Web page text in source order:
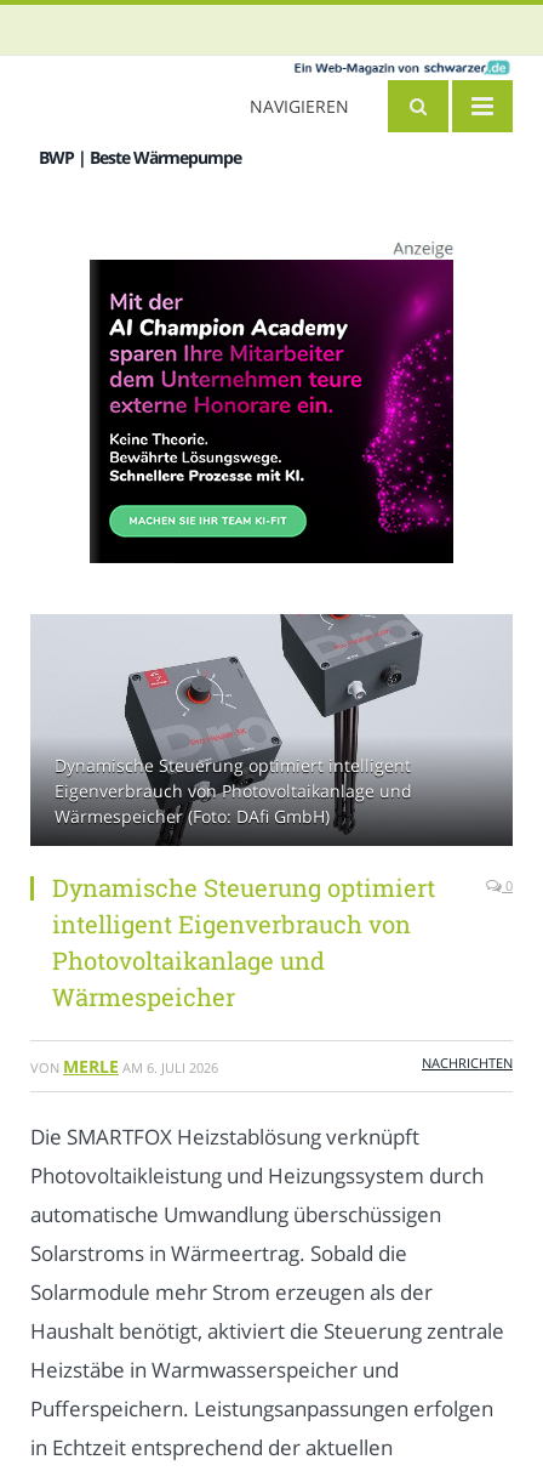
BWP | Beste Wärmepumpe
NAVIGIEREN
Dynamische Steuerung optimiert intelligent
Eigenverbrauch von Photovoltaikanlage und
Wärmespeicher (Foto: DAfi GmbH)
Dynamische Steuerung optimiert
intelligent Eigenverbrauch von
Photovoltaikanlage und
Wärmespeicher
0
VON MERLE AM 6. JULI 2026 NACHRICHTEN
Die SMARTFOX Heizstablösung verknüpft
Photovoltaikleistung und Heizungssystem durch
automatische Umwandlung überschüssigen
Solarstroms in Wärmeertrag. Sobald die
Solarmodule mehr Strom erzeugen als der
Haushalt benötigt, aktiviert die Steuerung zentrale
Heizstäbe in Warmwasserspeicher und
Pufferspeichern. Leistungsanpassungen erfolgen
in Echtzeit entsprechend der aktuellen